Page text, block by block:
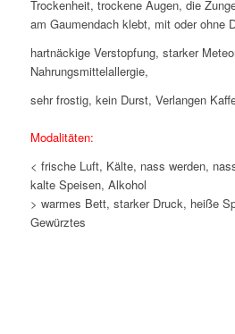
Trockenheit, trockene Augen, die
am Gaumendach klebt, mit oder ohne
hartnäckige Verstopfung, starker
Nahrungsmittelallergie,
sehr frostig, kein Durst, Verlangen
Modalitäten:
< frische Luft, Kälte, nass werden,
kalte Speisen, Alkohol
> warmes Bett, starker Druck, heiße
Gewürztes